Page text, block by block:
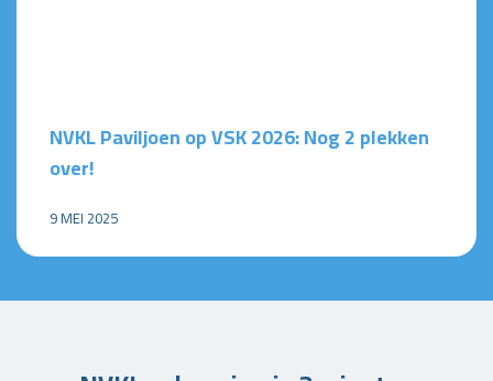
NVKL Paviljoen op VSK 2026: Nog 2 plekken
over!
9 MEI 2025